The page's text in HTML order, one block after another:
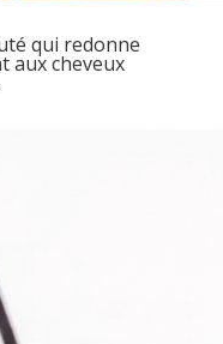
qui redonne
aux cheveux